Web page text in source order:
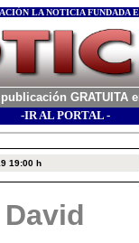
LA NOTICIA FUNDADA
GRATUITA
-IR AL PORTAL -
19:00 h